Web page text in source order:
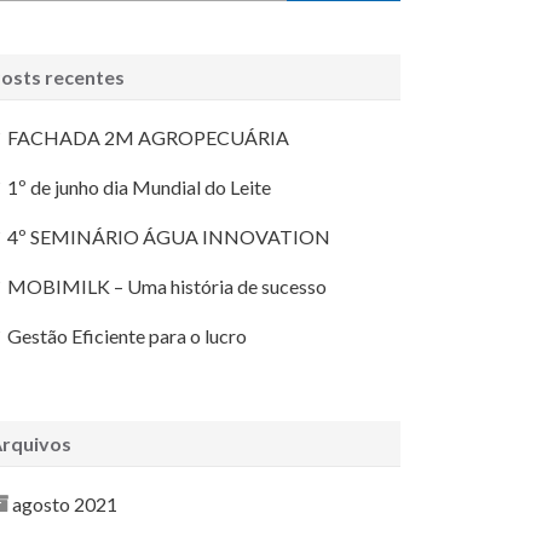
recentes
FACHADA 2M AGROPECUÁRIA
1º de junho dia Mundial do Leite
4º SEMINÁRIO ÁGUA INNOVATION
MOBIMILK – Uma história de sucesso
Gestão Eficiente para o lucro
agosto 2021